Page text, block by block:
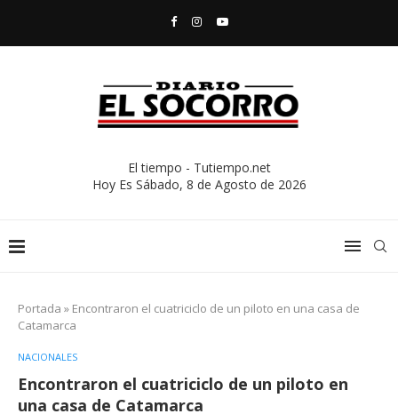
El tiempo - Tutiempo.net
Hoy Es Sábado, 8 de Agosto de 2026
Portada » Encontraron el cuatriciclo de un piloto en una casa de
Catamarca
NACIONALES
Encontraron el cuatriciclo de un piloto en
una casa de Catamarca